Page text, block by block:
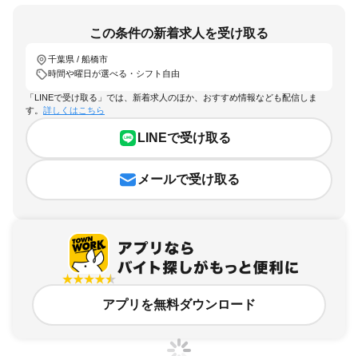
この条件の新着求人を受け取る
千葉県 / 船橋市
時間や曜日が選べる・シフト自由
「LINEで受け取る」では、新着求人のほか、おすすめ情報なども配信しま
す。 詳しくはこちら
LINEで受け取る
メールで受け取る
アプリを無料ダウンロード